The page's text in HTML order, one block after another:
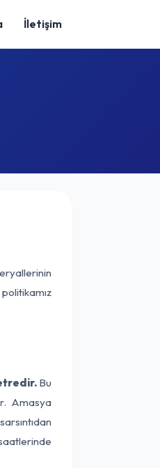
İletişim
Bu
Amasya